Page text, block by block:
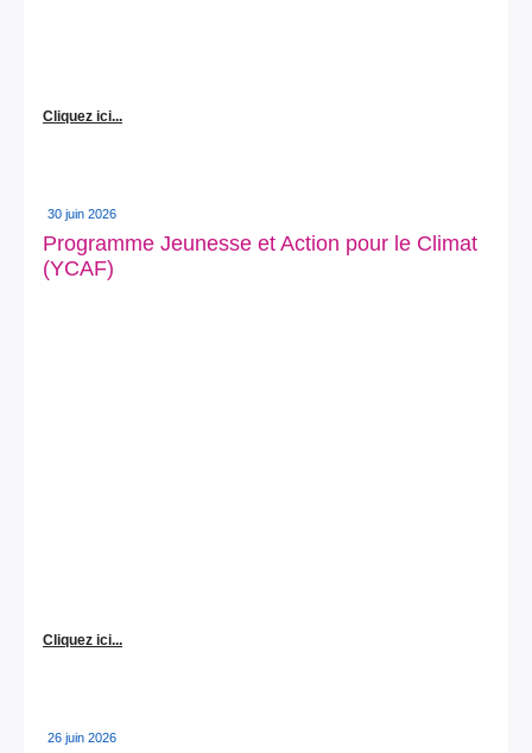
Cliquez ici...
30 juin 2026
Programme Jeunesse et Action pour le Climat
(YCAF)
Cliquez ici...
26 juin 2026